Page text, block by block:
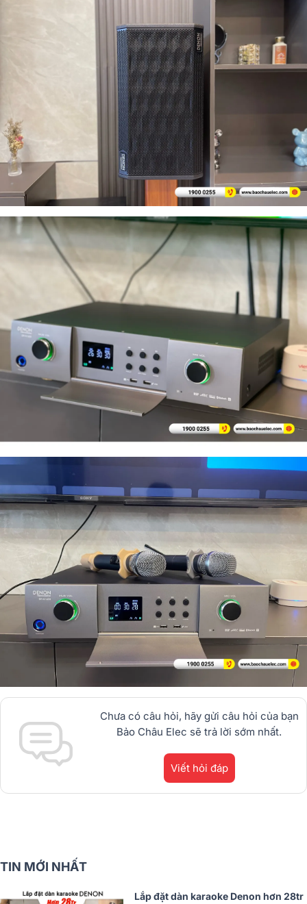
Chưa có câu hỏi, hãy gửi câu hỏi của bạn
Bảo Châu Elec sẽ trả lời sớm nhất.
Viết hỏi đáp
TIN MỚI NHẤT
Lắp đặt dàn karaoke Denon hơn 28tr